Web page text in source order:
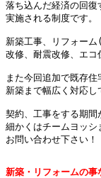
落ち込んだ経済の回復
実施される制度です。
新築工事、リフォー
改修、耐震改修、エコ
また今回追加で既存
新築まで幅広く対応し
契約、工事をする期
細かくはチームヨッシ
お問い合わせ下さい！
新築・リフォームの